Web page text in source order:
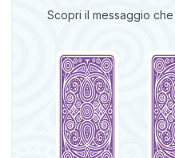
Scopri il messaggio